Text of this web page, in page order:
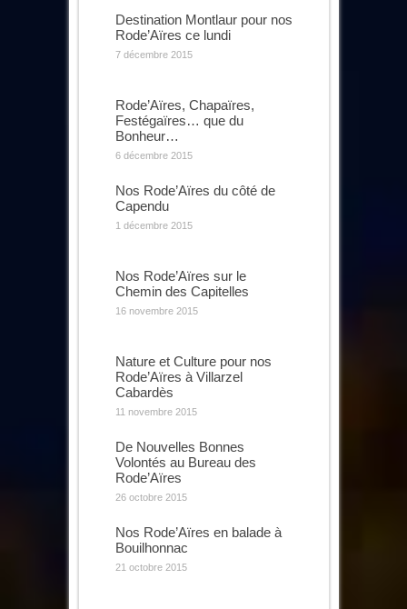
Destination Montlaur pour nos
Rode’Aïres ce lundi
7 décembre 2015
Rode’Aïres, Chapaïres,
Festégaïres… que du
Bonheur…
6 décembre 2015
Nos Rode’Aïres du côté de
Capendu
1 décembre 2015
Nos Rode’Aïres sur le
Chemin des Capitelles
16 novembre 2015
Nature et Culture pour nos
Rode’Aïres à Villarzel
Cabardès
11 novembre 2015
De Nouvelles Bonnes
Volontés au Bureau des
Rode’Aïres
26 octobre 2015
Nos Rode’Aïres en balade à
Bouilhonnac
21 octobre 2015